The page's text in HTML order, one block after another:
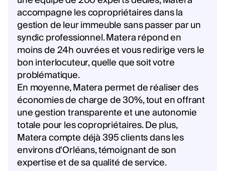
accompagne les copropriétaires dans la
gestion de leur immeuble sans passer par un
syndic professionnel. Matera répond en
moins de 24h ouvrées et vous redirige vers le
bon interlocuteur, quelle que soit votre
problématique.
En moyenne, Matera permet de réaliser des
économies de charge de 30%, tout en offrant
une gestion transparente et une autonomie
totale pour les copropriétaires. De plus,
Matera compte déjà 395 clients dans les
environs d'Orléans, témoignant de son
expertise et de sa qualité de service.